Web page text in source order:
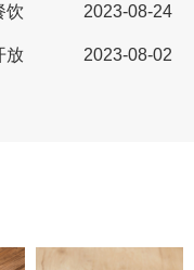
2023-08-24
饮
2023-08-02
放